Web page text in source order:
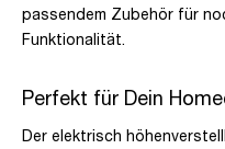
passendem Zubehör für
Funktionalität.
Perfekt für Dein
Der elektrisch